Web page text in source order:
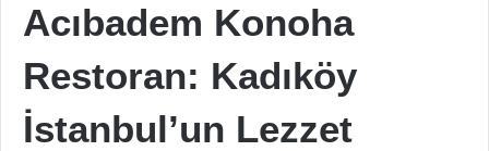
Acıbadem Konoha
Restoran: Kadıköy
İstanbul’un Lezzet